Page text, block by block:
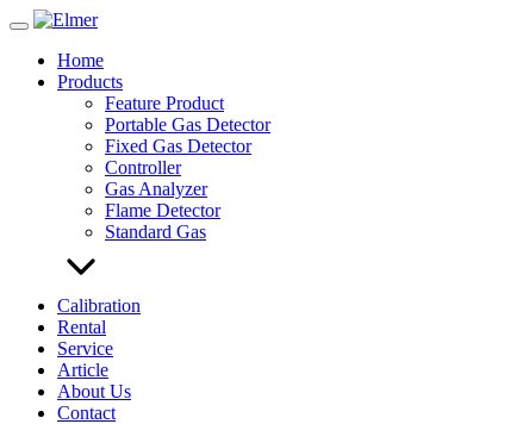
Skip
contentHome
Products
Feature Product
Portable Gas Detector
Fixed Gas Detector
Controller
Gas Analyzer
Flame Detector
Standard Gas
Calibration
Rental
Service
Article
About Us
Contact